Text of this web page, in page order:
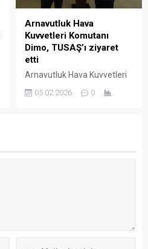
Diyanet İşleri Başkanı Prof.
Dr. Safi Arpaguş’u
makamında ziyaret etti.
Ziyaret...
Arnavutluk Hava
Kuvvetleri Komutanı
Dimo, TUSAŞ’ı ziyaret
etti
Arnavutluk Hava Kuvvetleri
Ferdinant Dimo ve
05.02.2026 0